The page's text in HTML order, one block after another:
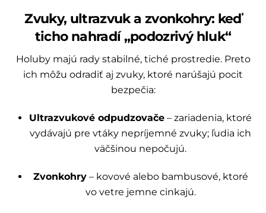
Zvuky, ultrazvuk a zvonkohry: keď
ticho nahradí „podozrivý hluk“
Holuby majú rady stabilné, tiché prostredie. Preto
ich môžu odradiť aj zvuky, ktoré narúšajú pocit
bezpečia:
Ultrazvukové odpudzovače – zariadenia, ktoré
vydávajú pre vtáky nepríjemné zvuky; ľudia ich
väčšinou nepočujú.
Zvonkohry– kovové alebo bambusové, ktoré
vo vetre jemne cinkajú.